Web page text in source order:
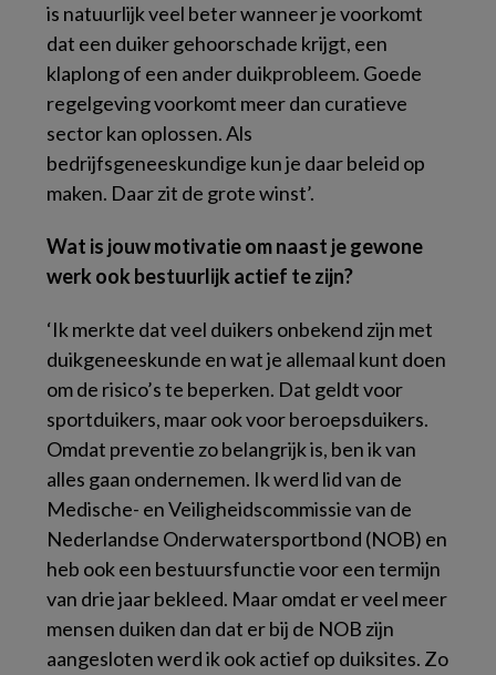
is natuurlijk veel beter wanneer je voorkomt
dat een duiker gehoorschade krijgt, een
klaplong of een ander duikprobleem. Goede
regelgeving voorkomt meer dan curatieve
sector kan oplossen. Als
bedrijfsgeneeskundige kun je daar beleid op
maken. Daar zit de grote winst’.
Wat is jouw motivatie om naast je gewone
werk ook bestuurlijk actief te zijn?
‘Ik merkte dat veel duikers onbekend zijn met
duikgeneeskunde en wat je allemaal kunt doen
om de risico’s te beperken. Dat geldt voor
sportduikers, maar ook voor beroepsduikers.
Omdat preventie zo belangrijk is, ben ik van
alles gaan ondernemen. Ik werd lid van de
Medische- en Veiligheidscommissie van de
Nederlandse Onderwatersportbond (NOB) en
heb ook een bestuursfunctie voor een termijn
van drie jaar bekleed. Maar omdat er veel meer
mensen duiken dan dat er bij de NOB zijn
aangesloten werd ik ook actief op duiksites. Zo